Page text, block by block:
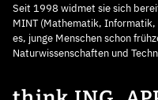
Seit 1998 widmet sie sich
MINT (Mathematik,
es, junge Menschen schon
Naturwissenschaften und